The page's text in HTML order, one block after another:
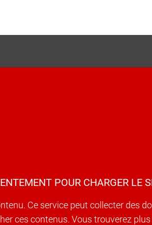
POUR CHARGER LE
Ce service peut collecter des
ces contenus. Vous trouverez